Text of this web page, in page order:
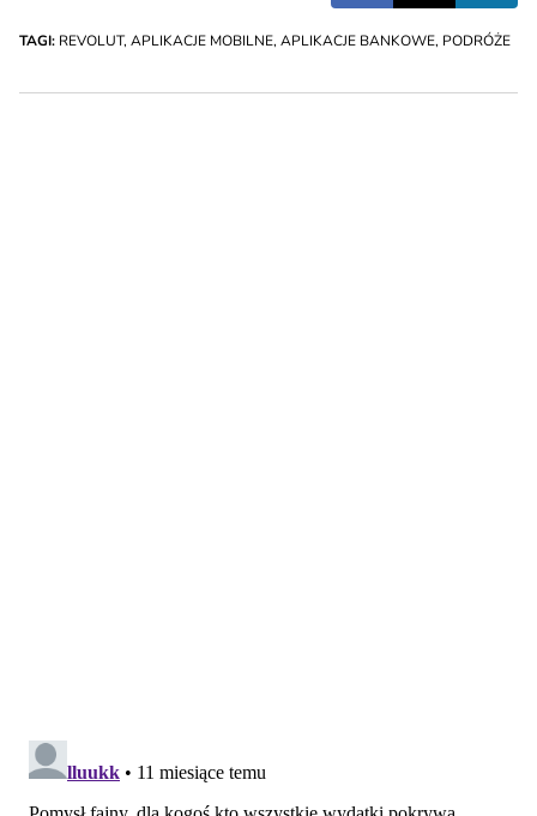
TAGI: REVOLUT, APLIKACJE MOBILNE, APLIKACJE BANKOWE, PODRÓŻE